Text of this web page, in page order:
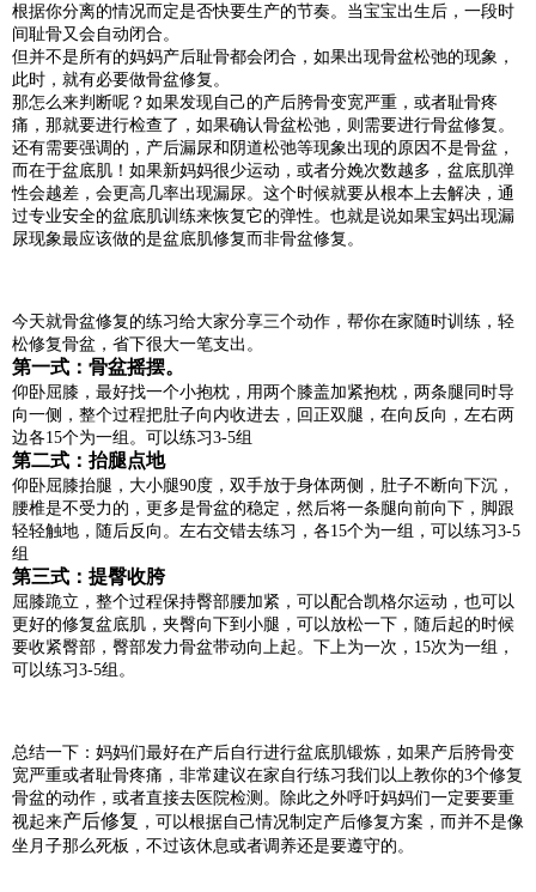
根据你分离的情况而定是否快要生产的节奏。当宝宝出生后，一段时
间耻骨又会自动闭合。
但并不是所有的妈妈产后耻骨都会闭合，如果出现骨盆松弛的现象，
此时，就有必要做骨盆修复。
那怎么来判断呢？如果发现自己的产后胯骨变宽严重，或者耻骨疼
痛，那就要进行检查了，如果确认骨盆松弛，则需要进行骨盆修复。
还有需要强调的，产后漏尿和阴道松弛等现象出现的原因不是骨盆，
而在于盆底肌！如果新妈妈很少运动，或者分娩次数越多，盆底肌弹
性会越差，会更高几率出现漏尿。这个时候就要从根本上去解决，通
过专业安全的盆底肌训练来恢复它的弹性。也就是说如果宝妈出现漏
尿现象最应该做的是盆底肌修复而非骨盆修复。
今天就骨盆修复的练习给大家分享三个动作，帮你在家随时训练，轻
松修复骨盆，省下很大一笔支出。
第一式：骨盆摇摆。
仰卧屈膝，最好找一个小抱枕，用两个膝盖加紧抱枕，两条腿同时导
向一侧，整个过程把肚子向内收进去，回正双腿，在向反向，左右两
边各15个为一组。可以练习3-5组
第二式：抬腿点地
仰卧屈膝抬腿，大小腿90度，双手放于身体两侧，肚子不断向下沉，
腰椎是不受力的，更多是骨盆的稳定，然后将一条腿向前向下，脚跟
轻轻触地，随后反向。左右交错去练习，各15个为一组，可以练习3-5
组
第三式：提臀收胯
屈膝跪立，整个过程保持臀部腰加紧，可以配合凯格尔运动，也可以
更好的修复盆底肌，夹臀向下到小腿，可以放松一下，随后起的时候
要收紧臀部，臀部发力骨盆带动向上起。下上为一次，15次为一组，
可以练习3-5组。
总结一下：妈妈们最好在产后自行进行盆底肌锻炼，如果产后胯骨变
宽严重或者耻骨疼痛，非常建议在家自行练习我们以上教你的3个修复
骨盆的动作，或者直接去医院检测。除此之外呼吁妈妈们一定要要重
视起来产后修复 ，可以根据自己情况制定产后修复方案，而并不是像
坐月子那么死板，不过该休息或者调养还是要遵守的。